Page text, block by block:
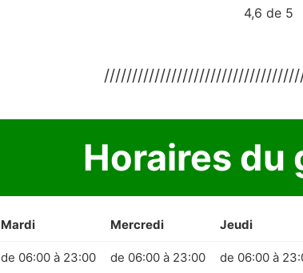
4,6 de 5
Horaires du
Mardi Mercredi Jeudi
de 06:00 à 23:00 de 06:00 à 23:00 de 06:00 à